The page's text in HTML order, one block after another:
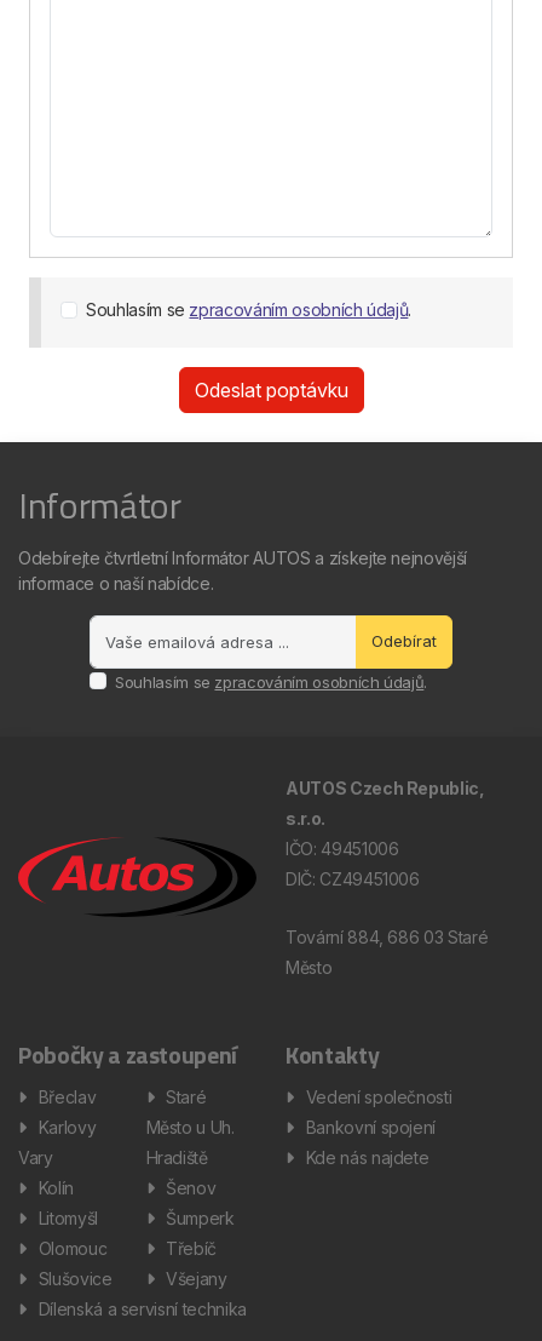
Souhlasím se zpracováním osobních údajů.
Odeslat poptávku
Informátor
Odebírejte čtvrtletní Informátor AUTOS a získejte nejnovější
informace o naší nabídce.
Odebírat
Souhlasím se zpracováním osobních údajů.
AUTOS Czech Republic,
s.r.o.
IČO: 49451006
DIČ: CZ49451006
Tovární 884, 686 03 Staré
Město
Pobočky a zastoupení
Břeclav
Karlovy
Vary
Kolín
Litomyšl
Olomouc
Slušovice
Staré
Město u Uh.
Hradiště
Šenov
Šumperk
Třebíč
Všejany
Dílenská a servisní technika
Kontakty
Vedení společnosti
Bankovní spojení
Kde nás najdete